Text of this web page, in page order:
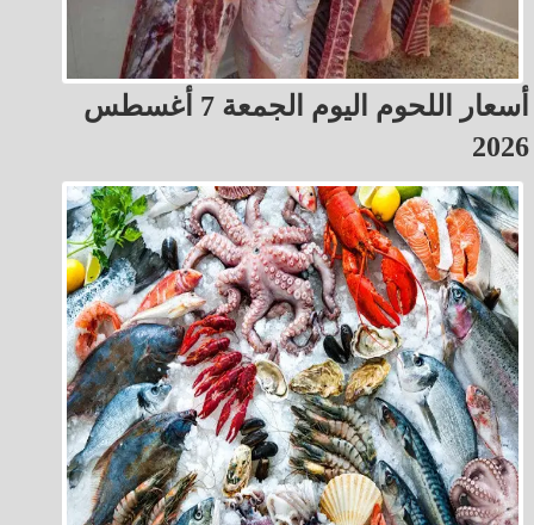
أسعار اللحوم اليوم الجمعة 7 أغسطس
2026